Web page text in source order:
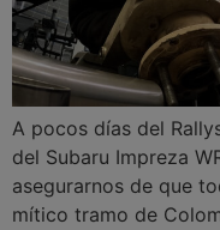
A pocos días del
del Subaru Impreza
asegurarnos de que
mítico tramo de